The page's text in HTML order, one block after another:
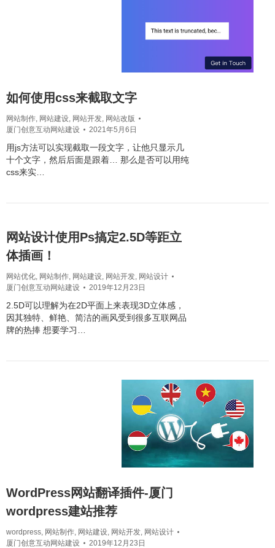
如何使用css来截取文字
网站制作 网站建设 网站开发 网站改版
厦门创意互动网站建设
2021年5月6日
用js方法可以实现截取一段文字，让他只显示几
十个文字，然后后面是跟着… 那么是否可以用纯
css来实…
网站设计使用Ps搞定2.5D等距立
体插画！
网站优化, 网站制作, 网站建设, 网站开发, 网站设计
厦门创意互动网站建设
2019年12月23日
2.5D可以理解为在2D平面上来表现3D立体感，
因其独特、鲜艳、简洁的画风受到很多互联网品
牌的热捧 想要学习…
WordPress网站翻译插件-厦门
wordpress建站推荐
wordpress, 网站制作, 网站建设, 网站开发, 网站设计
厦门创意互动网站建设
2019年12月23日